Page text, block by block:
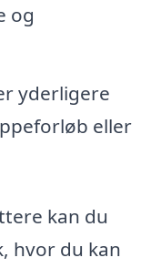
og
yderligere
eller
kan du
hvor du kan